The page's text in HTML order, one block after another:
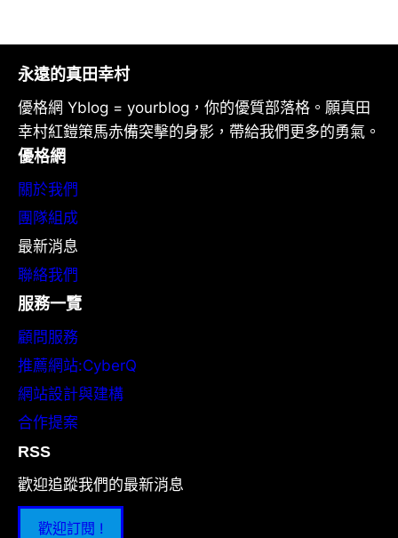
永遠的真田幸村
優格網 Yblog = yourblog，你的優質部落格。願真田
幸村紅鎧策馬赤備突擊的身影，帶給我們更多的勇氣。
優格網
關於我們
團隊組成
最新消息
聯絡我們
服務一覽
顧問服務
推薦網站:CyberQ
網站設計與建構
合作提案
RSS
歡迎追蹤我們的最新消息
歡迎訂閱 !